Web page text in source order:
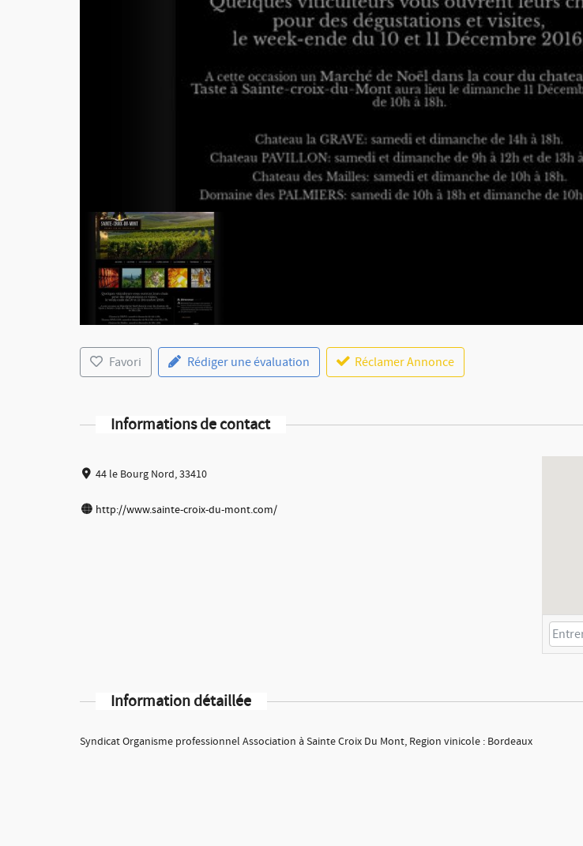
Favori Rédiger une évaluation Réclamer Annonce
Informations de contact
44 le Bourg Nord, 33410
http://www.sainte-croix-du-mont.com/
Information détaillée
Syndicat Organisme professionnel Association à Sainte Croix Du Mont, Region vinicole : Bordeaux